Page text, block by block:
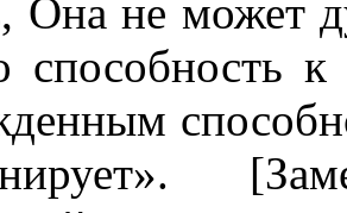
Она не может
способность